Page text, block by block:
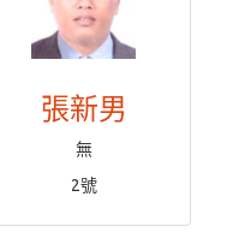
張新男
無
2號